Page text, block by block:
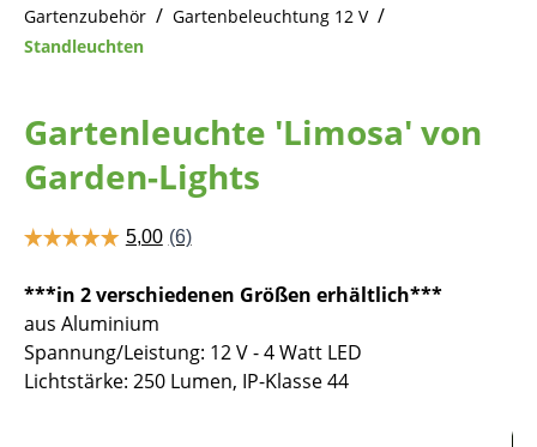
Gartenzubehör / Gartenbeleuchtung 12 V /
Standleuchten
Gartenleuchte 'Limosa' von
Garden-Lights
***in 2 verschiedenen Größen erhältlich***
aus Aluminium
Spannung/Leistung: 12 V - 4 Watt LED
Lichtstärke: 250 Lumen, IP-Klasse 44